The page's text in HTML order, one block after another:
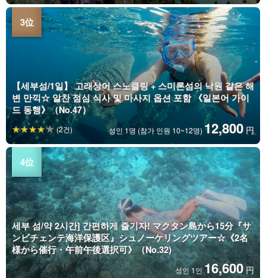
【세부섬/1일】 고래상어 스노클링 + 스미론섬의 낙원 같은 해
변 만끽☆ 알찬 점심 식사 및 마사지 옵션 포함 《일본어 가이
드 동행》（No.47）
성인 1명 (참가 인원 10~12명) 12,800 円
(2건)
세부 섬/약 2시간] 간편하게 즐기자! マクタン島から15分『サ
ンビチェンテ海洋保護区』シュノーケリングツアー☆《2名
様から催行・午前午後選択可》（No.32)
성인 1인16,600 円